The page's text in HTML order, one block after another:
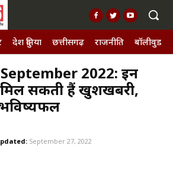
देश दुनिया छत्तीसगढ़ राजनीति बॉलीवुड,
2022: इन
मिल सकती हैं खुशखबरी,
September 27, 2022